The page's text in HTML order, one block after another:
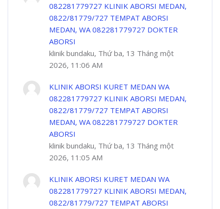
082281779727 KLINIK ABORSI MEDAN,
0822/81779/727 TEMPAT ABORSI
MEDAN, WA 082281779727 DOKTER
ABORSI
klinik bundaku, Thứ ba, 13 Tháng một
2026, 11:06 AM
KLINIK ABORSI KURET MEDAN WA
082281779727 KLINIK ABORSI MEDAN,
0822/81779/727 TEMPAT ABORSI
MEDAN, WA 082281779727 DOKTER
ABORSI
klinik bundaku, Thứ ba, 13 Tháng một
2026, 11:05 AM
KLINIK ABORSI KURET MEDAN WA
082281779727 KLINIK ABORSI MEDAN,
0822/81779/727 TEMPAT ABORSI